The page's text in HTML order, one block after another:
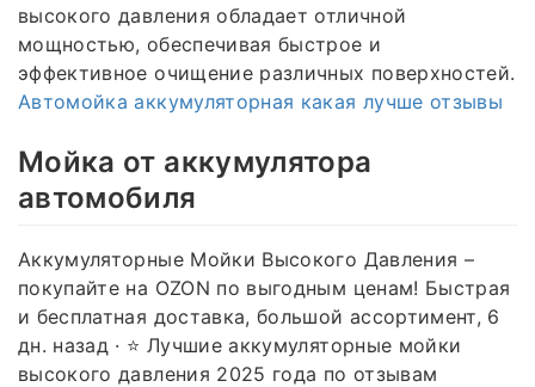
высокого давления обладает отличной
мощностью, обеспечивая быстрое и
эффективное очищение различных поверхностей.
Автомойка аккумуляторная какая лучше отзывы
Мойка от аккумулятора
автомобиля
Аккумуляторные Мойки Высокого Давления –
покупайте на OZON по выгодным ценам! Быстрая
и бесплатная доставка, большой ассортимент, 6
дн. назад · ⭐ Лучшие аккумуляторные мойки
высокого давления 2025 года по отзывам